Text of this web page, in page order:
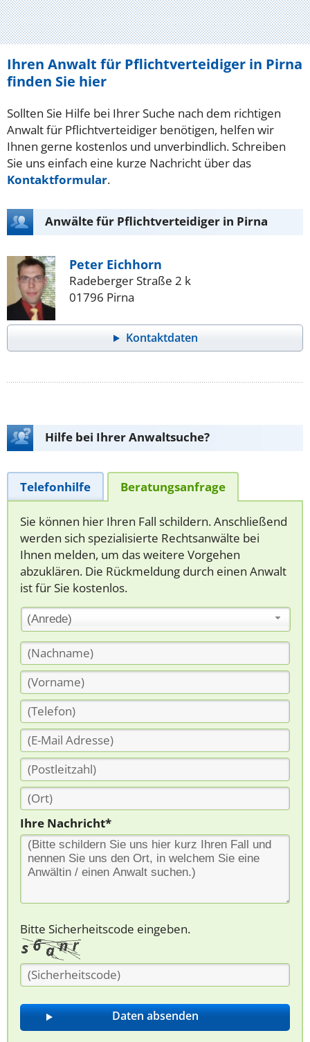
Ihren Anwalt für Pflichtverteidiger in Pirna
finden Sie hier
Sollten Sie Hilfe bei Ihrer Suche nach dem richtigen
Anwalt für Pflichtverteidiger benötigen, helfen wir
Ihnen gerne kostenlos und unverbindlich. Schreiben
Sie uns einfach eine kurze Nachricht über das
Kontaktformular.
Anwälte für Pflichtverteidiger in Pirna
Peter Eichhorn
Radeberger Straße 2 k
01796 Pirna
Kontaktdaten
Hilfe bei Ihrer Anwaltsuche?
Telefonhilfe Beratungsanfrage
Sie können hier Ihren Fall schildern. Anschließend
werden sich spezialisierte Rechtsanwälte bei
Ihnen melden, um das weitere Vorgehen
abzuklären. Die Rückmeldung durch einen Anwalt
ist für Sie kostenlos.
(Anrede)
Ihre Nachricht*
Bitte Sicherheitscode eingeben.